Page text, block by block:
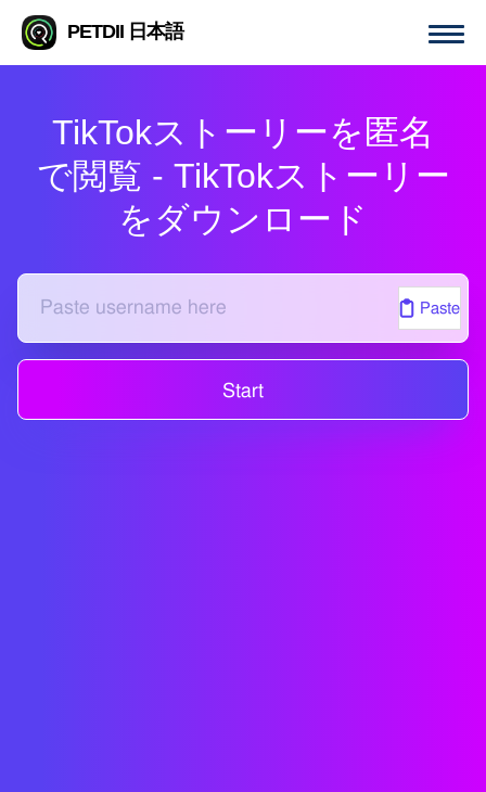
PETDII 日本語
TikTokストーリーを匿名
で閲覧 - TikTokストーリー
をダウンロード
Paste
Start